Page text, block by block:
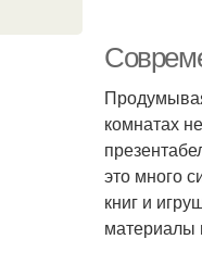
комнатах
это много
книг и
материалы